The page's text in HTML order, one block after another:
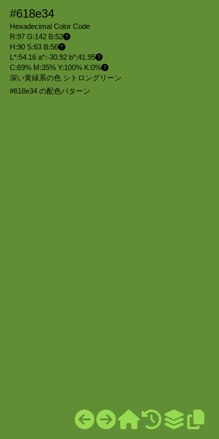
#618e34
Hexadecimal Color Code
R:97 G:142 B:52
H:90 S:63 B:56
L*:54.16 a*:-30.92 b*:41.95
C:69% M:35% Y:100% K:0%
深い黄緑系の色 シトロングリーン
#618e34 の配色パターン